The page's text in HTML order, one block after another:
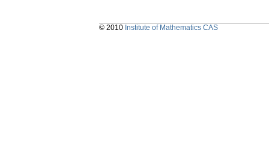
© 2010 Institute of Mathematics CAS